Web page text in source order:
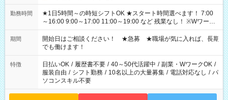
勤務時間
★1日5時間～の時短シフトOK ★スタート時間選べます！ 7:00
～16:00 9:00～17:00 11:00～19:00 など 残業なし！ ※Wワーク
の場合、他のお仕事と合わせ週40時間超の就業はご案内できま
せん ※法令に基づき、週20時間以上勤務は社会保険への加入対
象となります ※労働者派遣法（日雇い派遣の原則禁止）によ
り、短時間・短期間の就業はご案内が難しい場合があります
期間
開始日はご相談ください！ ★急募 ★職場が気に入れば、長期
でも働けます！
特徴 日払いOK / 履歴書不要 / 40～50代活躍中 / 副業・WワークOK /
服装自由 / シフト勤務 / 10名以上の大量募集 / 電話対応なし / パ
ソコンスキル不要